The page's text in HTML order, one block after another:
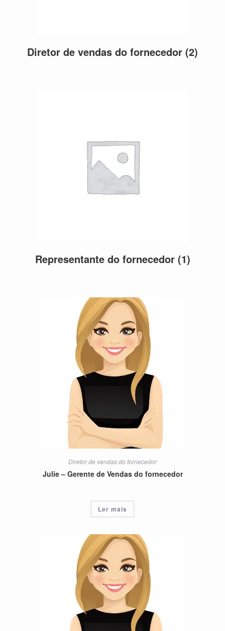
Diretor de vendas do fornecedor (2)
Representante do fornecedor (1)
Diretor de vendas do fornecedor
Julie – Gerente de Vendas do fornecedor
Ler mais